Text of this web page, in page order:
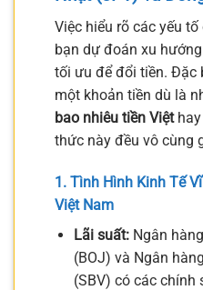
Việc hiểu rõ các yếu
bạn dự đoán xu
tối ưu để đổi tiền. Đặc
một khoản tiền dù là
bao nhiêu tiền Việthay
thức này đều vô cùng
1. Tình Hình Kinh Tế
Việt Nam
Lãi suất:Ngân
(BOJ) và Ngân
(SBV) có các chính